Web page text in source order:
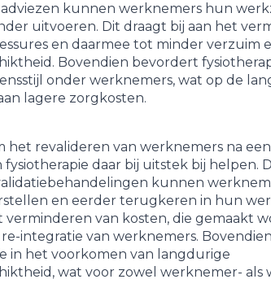
kunnen werknemers hun
uitvoeren. Dit draagt bij aan het
en daarmee tot minder verzuim
Bovendien bevordert
onder werknemers, wat op de
lagere zorgkosten.
het revalideren van werknemers na
fysiotherapie daar bij uitstek bij helpen.
kunnen
en eerder terugkeren in hun
van kosten, die gemaakt
integratie van werknemers.
in het voorkomen van langdurige
wat voor zowel werknemer- als